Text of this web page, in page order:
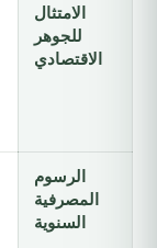
الامتثال
للجوهر
الاقتصادي
الرسوم
المصرفية
السنوية